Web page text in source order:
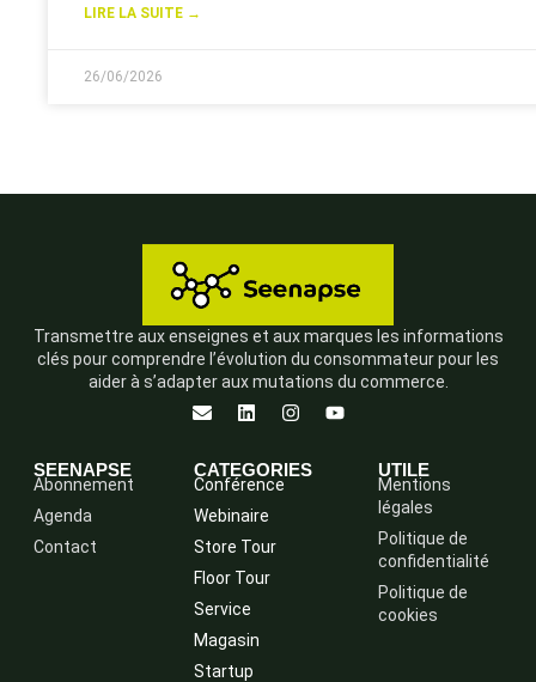
LIRE LA SUITE →
26/06/2026
Transmettre aux enseignes et aux marques les informations
clés pour comprendre l’évolution du consommateur pour les
aider à s’adapter aux mutations du commerce.
SEENAPSE
Abonnement
Agenda
Contact
CATEGORIES
Conférence
Webinaire
Store Tour
Floor Tour
Service
Magasin
Startup
UTILE
Mentions
légales
Politique de
confidentialité
Politique de
cookies